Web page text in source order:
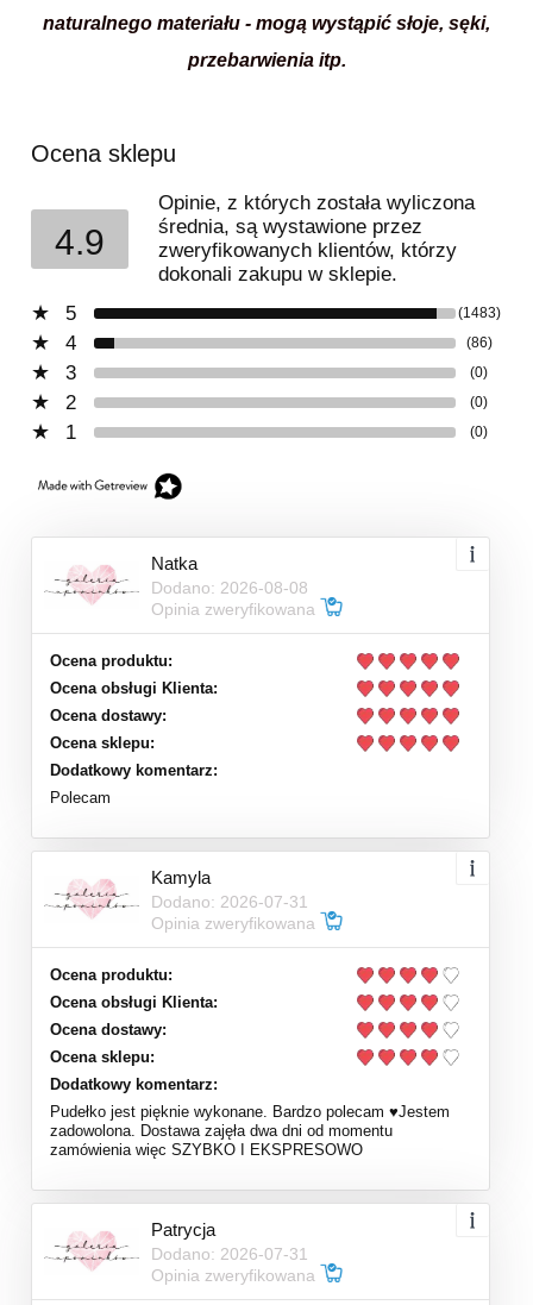
naturalnego materiału - mogą wystąpić słoje, sęki,
przebarwienia itp.
Ocena sklepu
4.9
Opinie, z których została wyliczona
średnia, są wystawione przez
zweryfikowanych klientów, którzy
dokonali zakupu w sklepie.
5
(1483)
4 (86)
3 (0)
2 (0)
1 (0)
Natka
Dodano: 2026-08-08
Opinia zweryfikowana
Ocena produktu:
Ocena obsługi Klienta:
Ocena dostawy:
Ocena sklepu:
Dodatkowy komentarz:
Polecam
Kamyla
Dodano: 2026-07-31
Opinia zweryfikowana
Ocena produktu:
Ocena obsługi Klienta:
Ocena dostawy:
Ocena sklepu:
Dodatkowy komentarz:
Pudełko jest pięknie wykonane. Bardzo polecam ♥️Jestem
zadowolona. Dostawa zajęła dwa dni od momentu
zamówienia więc SZYBKO I EKSPRESOWO
Patrycja
Dodano: 2026-07-31
Opinia zweryfikowana